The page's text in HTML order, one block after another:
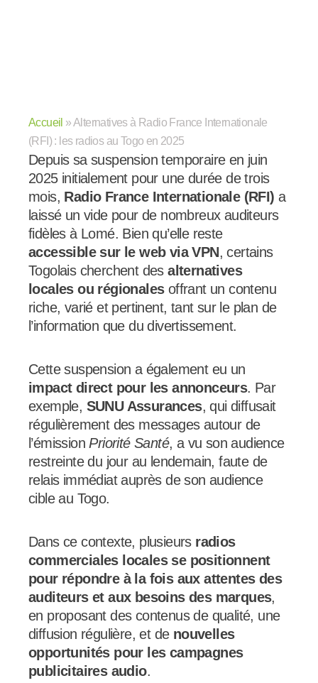
Accueil »Alternatives à Radio France Internationale
(RFI) : les radios au Togo en 2025
Depuis sa suspension temporaire en juin
2025 initialement pour une durée de trois
mois, Radio France Internationale (RFI) a
laissé un vide pour de nombreux auditeurs
fidèles à Lomé. Bien qu’elle reste
accessible sur le web via VPN, certains
Togolais cherchent desalternatives
locales ou régionalesoffrant un contenu
riche, varié et pertinent, tant sur le plan de
l’information que du divertissement.
Cette suspension a également eu un
impact direct pour les annonceurs. Par
exemple, SUNU Assurances, qui diffusait
régulièrement des messages autour de
l’émission Priorité Santé, a vu son audience
restreinte du jour au lendemain, faute de
relais immédiat auprès de son audience
cible au Togo.
Dans ce contexte, plusieurs radios
commerciales locales se positionnent
pour répondre à la fois aux attentes des
auditeurs et aux besoins des marques,
en proposant des contenus de qualité, une
diffusion régulière, et de nouvelles
opportunités pour les campagnes
publicitaires audio.